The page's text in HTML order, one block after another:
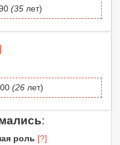
(35 лет)
(26 лет)
:
роль [?]